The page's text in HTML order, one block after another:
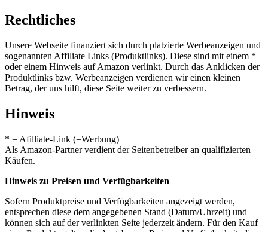
Rechtliches
Unsere Webseite finanziert sich durch platzierte Werbeanzeigen und
sogenannten Affiliate Links (Produktlinks). Diese sind mit einem *
oder einem Hinweis auf Amazon verlinkt. Durch das Anklicken der
Produktlinks bzw. Werbeanzeigen verdienen wir einen kleinen
Betrag, der uns hilft, diese Seite weiter zu verbessern.
Hinweis
* = Afilliate-Link (=Werbung)
Als Amazon-Partner verdient der Seitenbetreiber an qualifizierten
Käufen.
Hinweis zu Preisen und Verfügbarkeiten
Sofern Produktpreise und Verfügbarkeiten angezeigt werden,
entsprechen diese dem angegebenen Stand (Datum/Uhrzeit) und
können sich auf der verlinkten Seite jederzeit ändern. Für den Kauf